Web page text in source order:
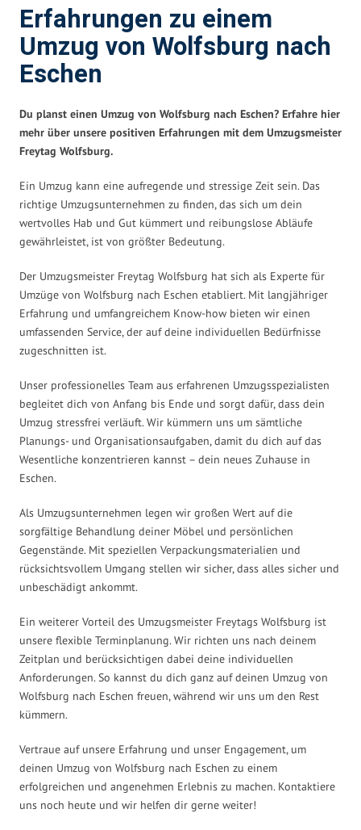
Erfahrungen zu einem
Umzug von Wolfsburg nach
Eschen
Du planst einen Umzug von Wolfsburg nach Eschen? Erfahre hier
mehr über unsere positiven Erfahrungen mit dem Umzugsmeister
Freytag Wolfsburg.
Ein Umzug kann eine aufregende und stressige Zeit sein. Das
richtige Umzugsunternehmen zu finden, das sich um dein
wertvolles Hab und Gut kümmert und reibungslose Abläufe
gewährleistet, ist von größter Bedeutung.
Der Umzugsmeister Freytag Wolfsburg hat sich als Experte für
Umzüge von Wolfsburg nach Eschen etabliert. Mit langjähriger
Erfahrung und umfangreichem Know-how bieten wir einen
umfassenden Service, der auf deine individuellen Bedürfnisse
zugeschnitten ist.
Unser professionelles Team aus erfahrenen Umzugsspezialisten
begleitet dich von Anfang bis Ende und sorgt dafür, dass dein
Umzug stressfrei verläuft. Wir kümmern uns um sämtliche
Planungs- und Organisationsaufgaben, damit du dich auf das
Wesentliche konzentrieren kannst – dein neues Zuhause in
Eschen.
Als Umzugsunternehmen legen wir großen Wert auf die
sorgfältige Behandlung deiner Möbel und persönlichen
Gegenstände. Mit speziellen Verpackungsmaterialien und
rücksichtsvollem Umgang stellen wir sicher, dass alles sicher und
unbeschädigt ankommt.
Ein weiterer Vorteil des Umzugsmeister Freytags Wolfsburg ist
unsere flexible Terminplanung. Wir richten uns nach deinem
Zeitplan und berücksichtigen dabei deine individuellen
Anforderungen. So kannst du dich ganz auf deinen Umzug von
Wolfsburg nach Eschen freuen, während wir uns um den Rest
kümmern.
Vertraue auf unsere Erfahrung und unser Engagement, um
deinen Umzug von Wolfsburg nach Eschen zu einem
erfolgreichen und angenehmen Erlebnis zu machen. Kontaktiere
uns noch heute und wir helfen dir gerne weiter!